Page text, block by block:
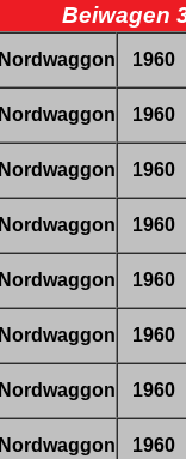
Beiwagen
Nordwaggon 1960
Nordwaggon 1960
Nordwaggon 1960
Nordwaggon 1960
Nordwaggon 1960
Nordwaggon 1960
Nordwaggon 1960
Nordwaggon 1960